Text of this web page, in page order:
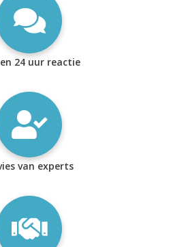
24 uur reactie
van experts